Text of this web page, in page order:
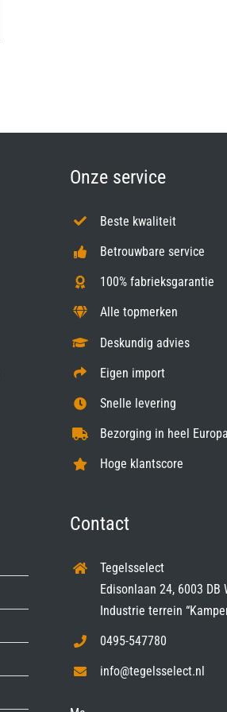
Onze service
Beste kwaliteit
Betrouwbare service
100% fabrieksgarantie
Alle topmerken
Deskundig advies
Eigen import
Snelle levering
Bezorging in heel
Hoge klantscore
Contact
Tegelsselect
Edisonlaan 24, 6003 DB
Industrie terrein
0495-547780
info@tegelsselect.nl